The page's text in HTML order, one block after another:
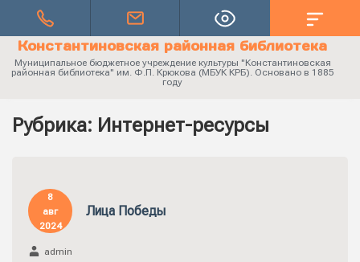
Константиновская районная библиотека
Муниципальное бюджетное учреждение культуры "Константиновская
районная библиотека" им. Ф.П. Крюкова (МБУК КРБ). Основано в 1885
году
Рубрика: Интернет-ресурсы
8
авг
2024
Лица Победы
admin